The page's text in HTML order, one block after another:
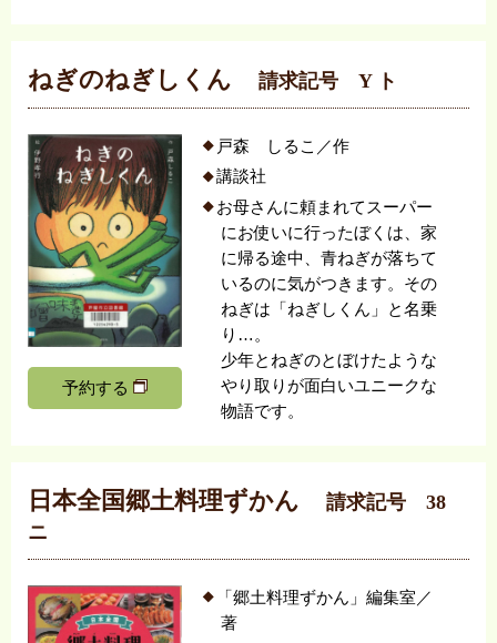
ねぎのねぎしくん 請求記号 Y ト
予約する
戸森 しるこ／作
講談社
お母さんに頼まれてスーパー
にお使いに行ったぼくは、家
に帰る途中、青ねぎが落ちて
いるのに気がつきます。その
ねぎは「ねぎしくん」と名乗
り…。
少年とねぎのとぼけたような
やり取りが面白いユニークな
物語です。
日本全国郷土料理ずかん
請求記号 38
ニ
「郷土料理ずかん」編集室／
著